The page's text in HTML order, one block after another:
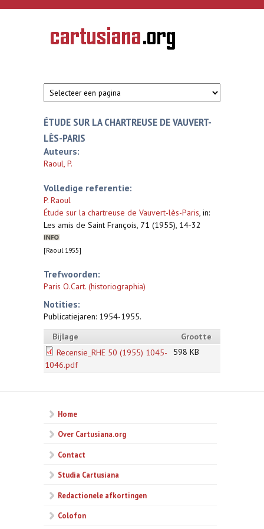
Overslaan en naar de inhoud gaan
CARTUSIANA
Geschiedenis
van de
ÉTUDE SUR LA CHARTREUSE DE VAUVERT-
LÈS-PARIS
Auteurs:
Raoul, P.
Volledige referentie:
P. Raoul
Étude sur la chartreuse de Vauvert-lès-Paris, in:
Les amis de Saint François, 71 (1955), 14-32
[Raoul 1955]
Trefwoorden:
Paris O.Cart. (historiographia)
Notities:
Publicatiejaren: 1954-1955.
Bijlage
Grootte
Recensie_RHE 50 (1955) 1045-
1046.pdf
598 KB
Home
Over Cartusiana.org
Contact
Studia Cartusiana
Redactionele afkortingen
Colofon